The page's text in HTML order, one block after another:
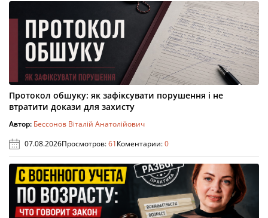
Протокол обшуку: як зафіксувати порушення і не
втратити докази для захисту
Автор: Бессонов Віталій Анатолійович
07.08.2026Просмотров:61Коментарии:0